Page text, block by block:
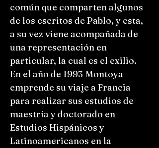
común que comparten algunos
de los escritos de Pablo, y esta,
a su vez viene acompañada de
una representación en
particular, la cual es el exilio.
En el año de 1993 Montoya
emprende su viaje a Francia
para realizar sus estudios de
maestría y doctorado en
Estudios Hispánicos y
Latinoamericanos en la